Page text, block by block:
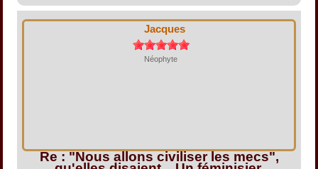
Jacques
Néophyte
Re : "Nous allons civiliser les mecs",